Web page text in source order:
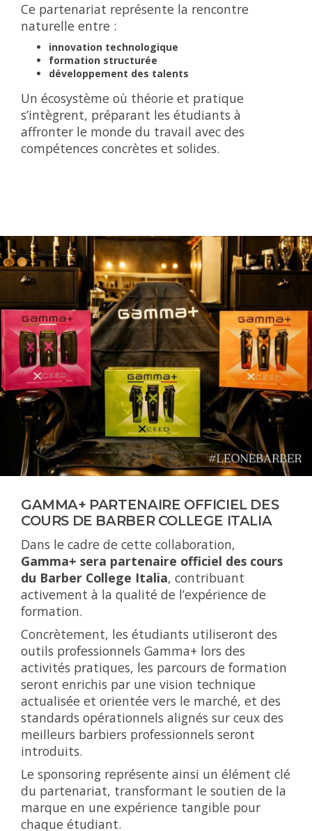
Ce partenariat représente la rencontre
naturelle entre :
innovation technologique
formation structurée
développement des talents
Un écosystème où théorie et pratique
s’intègrent, préparant les étudiants à
affronter le monde du travail avec des
compétences concrètes et solides.
GAMMA+ PARTENAIRE OFFICIEL DES
COURS DE BARBER COLLEGE ITALIA
Dans le cadre de cette collaboration,
Gamma+ sera partenaire officiel des cours
du Barber College Italia, contribuant
activement à la qualité de l’expérience de
formation.
Concrètement, les étudiants utiliseront des
outils professionnels Gamma+ lors des
activités pratiques, les parcours de formation
seront enrichis par une vision technique
actualisée et orientée vers le marché, et des
standards opérationnels alignés sur ceux des
meilleurs barbiers professionnels seront
introduits.
Le sponsoring représente ainsi un élément clé
du partenariat, transformant le soutien de la
marque en une expérience tangible pour
chaque étudiant.